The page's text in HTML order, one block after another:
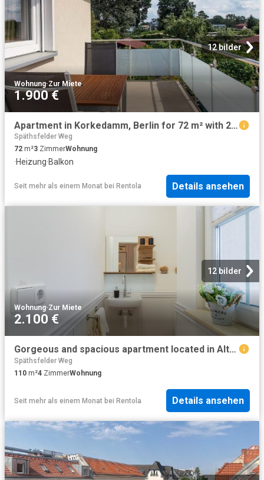
12 bilder
Wohnung·Zur Miete
1.900 €
Apartment in Korkedamm, Berlin for 72 m² with 2 bedrooms
Späthsfelder Weg
72 m²3 ZimmerWohnung
·Heizung·Balkon
Seit mehr als einem Monat bei Rentola Details ansehen
12 bilder
Wohnung·Zur Miete
2.100 €
Gorgeous and spacious apartment located in Altglienicke
Späthsfelder Weg
110 m²4 ZimmerWohnung
Seit mehr als einem Monat bei Rentola Details ansehen